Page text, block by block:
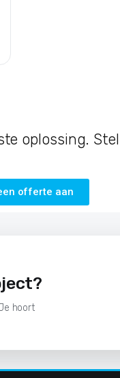
oplossing.
offerte aan
hoort